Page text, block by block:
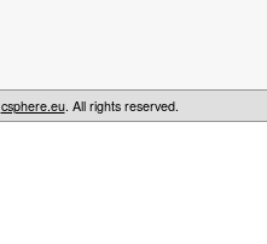
csphere.eu. All rights reserved.